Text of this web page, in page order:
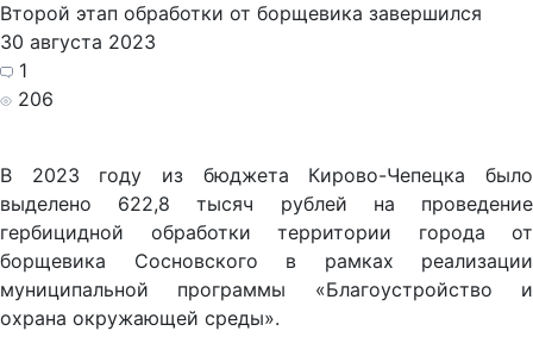
Второй этап обработки от борщевика завершился
30 августа 2023
1
206
В 2023 году из бюджета Кирово-Чепецка было
выделено 622,8 тысяч рублей на проведение
гербицидной обработки территории города от
борщевика Сосновского в рамках реализации
муниципальной программы «Благоустройство и
охрана окружающей среды».